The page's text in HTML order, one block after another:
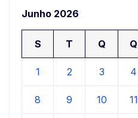
Junho 2026
S T Q Q
1 2 3 4
8 9 10 11